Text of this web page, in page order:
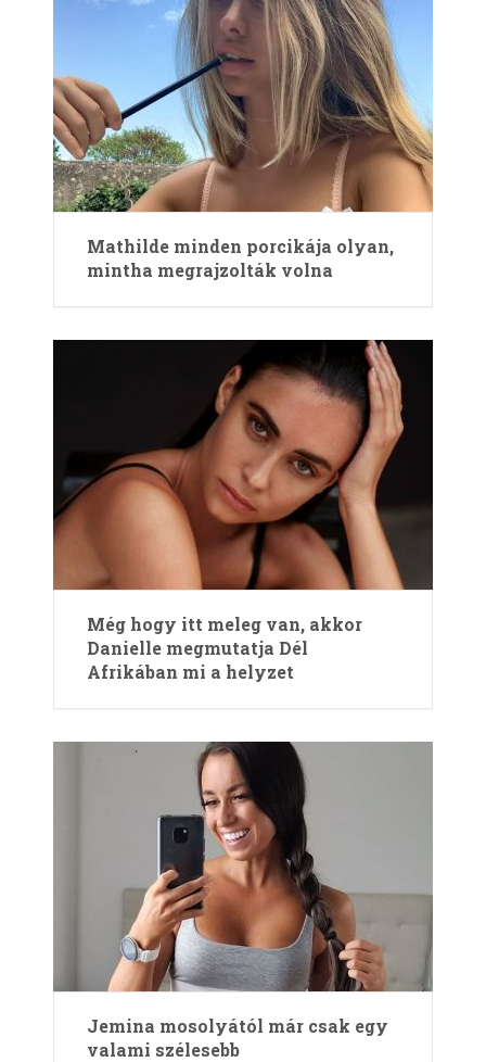
Mathilde minden porcikája olyan,
mintha megrajzolták volna
Még hogy itt meleg van, akkor
Danielle megmutatja Dél
Afrikában mi a helyzet
Jemina mosolyától már csak egy
valami szélesebb